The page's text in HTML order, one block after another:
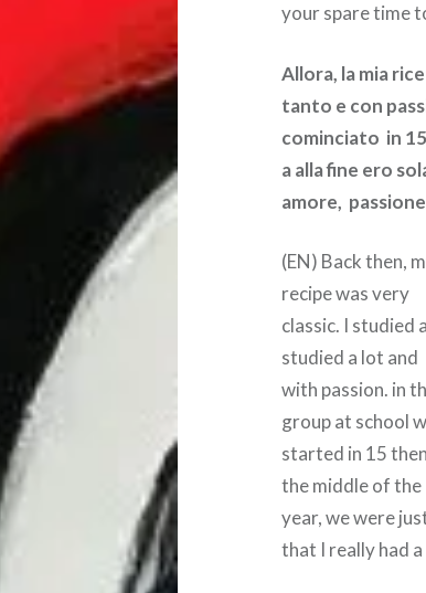
your spare time
Allora, la mia
tanto e con
cominciato in
a alla fine ero
amore,
(EN) Back then,
recipe was very
classic. I studied
studied a lot and
with passion. in
group at school
started in 15
the middle of the
year, we were
that I really had